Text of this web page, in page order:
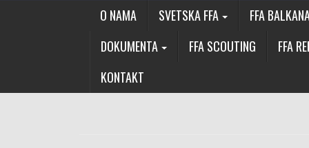
O NAMA SVETSKA FFA
FFA
DOKUMENTA
FFA SCOUTING
FFA
KONTAKT